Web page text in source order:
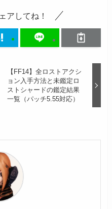
アしてね！
【FF14】全ロストアクシ
ョン入手方法と未鑑定ロ
ストシャードの鑑定結果
一覧（パッチ5.55対応）